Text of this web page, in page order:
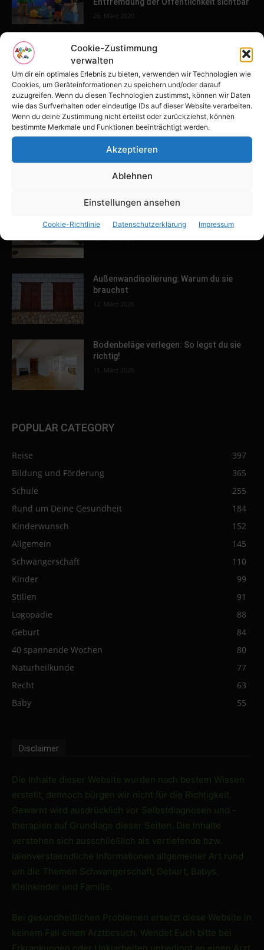
Cookie-Zustimmung
verwalten
Um dir ein optimales Erlebnis zu bieten, verwenden wir Technologien wie
Cookies, um Geräteinformationen zu speichern und/oder darauf
zuzugreifen. Wenn du diesen Technologien zustimmst, können wir Daten
wie das Surfverhalten oder eindeutige IDs auf dieser Website verarbeiten.
Wenn du deine Zustimmung nicht erteilst oder zurückziehst, können
bestimmte Merkmale und Funktionen beeinträchtigt werden.
Akzeptieren
Ablehnen
Einstellungen ansehen
Cookie-Richtlinie Datenschutzerklärung Impressum
26. März 2020
POPULAR POSTS
Tulpenfest läutet Frühling in Potsdam
ein
16. April 2026
Familien-Paradies an der Adria
31. März 2026
dein Zuhause
13. März 2026
Außenwandisolierung: Warum du sie
brauchst
12. März 2026
Bodenbeläge verlegen: So legst du sie
richtig!
11. März 2026
POPULAR CATEGORY
Reise
397
Bildung und Förderung
365
Schule
255
Rund um Deine Gesundheit
184
Kinderwunsch
152
Allgemein
145
Schwangerschaft
110
Kinder
99
Stillen
91
Logopädie
88
Geburt
84
40 spannende Wochen
80
Naturheilkunde
77
Recht
63
Baby
55
Disclaimer
Die Inhalte dieser Website wurden nach bestem Wissen
erstellt, dennoch bürgen wir nicht für die Richtigkeit.
Gewarnt wird ausdrücklich vor Selbstdiagnosen und -
therapien auf Grundlage dieser Seiten. Die Inhalte
verstehen sich ausschließlich als vertiefende bzw.
laienverstaendliche Informationen allgemeiner Art rund
um die Themen Schwangerschaft, Geburt, Babys,
Kleinkinder und Familie.
Bei gesundheitlichen Problemen ersetzt diese Website in
keinem Fall einen Arztbesuch. Wendet Euch bitte bei